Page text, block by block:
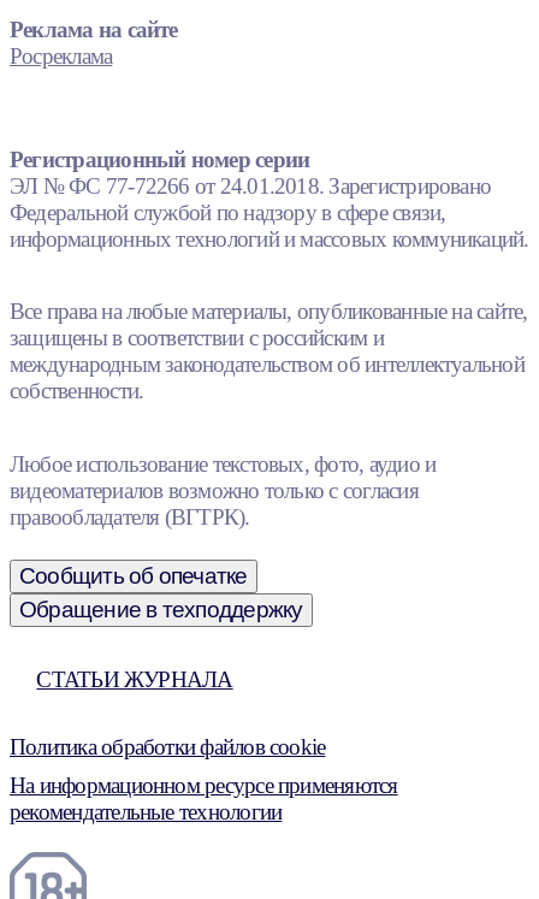
Реклама на сайте
Росреклама
Регистрационный номер серии
ЭЛ № ФС 77-72266 от 24.01.2018. Зарегистрировано
Федеральной службой по надзору в сфере связи,
информационных технологий и массовых коммуникаций.
Все права на любые материалы, опубликованные на сайте,
защищены в соответствии с российским и
международным законодательством об интеллектуальной
собственности.
Любое использование текстовых, фото, аудио и
видеоматериалов возможно только с согласия
правообладателя (ВГТРК).
Сообщить об опечатке
Обращение в техподдержку
СТАТЬИ ЖУРНАЛА
Политика обработки файлов cookie
На информационном ресурсе применяются
рекомендательные технологии